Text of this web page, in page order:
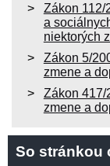
Zákon 112/
a
niektorých
Zákon 5/
zmene a
Zákon 417/
zmene a
So stránkou